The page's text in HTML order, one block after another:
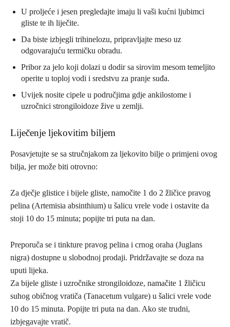
U proljeće i jesen pregledajte imaju li vaši kućni ljubimci
gliste te ih liječite.
Da biste izbjegli trihinelozu, pripravljajte meso uz
odgovarajuću termičku obradu.
Pribor za jelo koji dolazi u dodir sa sirovim mesom temeljito
operite u toploj vodi i sredstvu za pranje suđa.
Uvijek nosite cipele u područjima gdje ankilostome i
uzročnici strongiloidoze žive u zemlji.
Liječenje ljekovitim biljem
Posavjetujte se sa stručnjakom za ljekovito bilje o primjeni ovog
bilja, jer može biti otrovno:
Za dječje glistice i bijele gliste, namočite 1 do 2 žličice pravog
pelina (Artemisia absinthium) u šalicu vrele vode i ostavite da
stoji 10 do 15 minuta; popijte tri puta na dan.
Preporuča se i tinkture pravog pelina i crnog oraha (Juglans
nigra) dostupne u slobodnoj prodaji. Pridržavajte se doza na
uputi lijeka.
Za bijele gliste i uzročnike strongiloidoze, namačite 1 žličicu
suhog običnog vratiča (Tanacetum vulgare) u šalici vrele vode
10 do 15 minuta. Popijte tri puta na dan. Ako ste trudni,
izbjegavajte vratič.